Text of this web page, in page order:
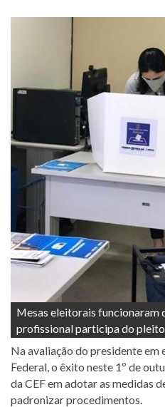
Mesas eleitorais funcionaram
profissional participa do pleito
Na avaliação do presidente em
Federal, o êxito neste 1º de
da CEF em adotar as medidas
padronizar procedimentos.